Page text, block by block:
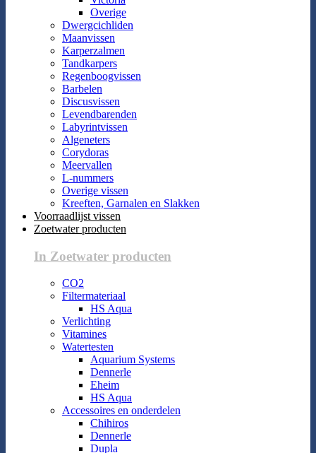
Overige
Dwergcichliden
Maanvissen
Karperzalmen
Tandkarpers
Regenboogvissen
Barbelen
Discusvissen
Levendbarenden
Labyrintvissen
Algeneters
Corydoras
Meervallen
L-nummers
Overige vissen
Kreeften, Garnalen en Slakken
Voorraadlijst vissen
Zoetwater producten
In Zoetwater producten
CO2
Filtermateriaal
HS Aqua
Verlichting
Vitamines
Watertesten
Aquarium Systems
Dennerle
Eheim
HS Aqua
Accessoires en onderdelen
Chihiros
Dennerle
Dupla